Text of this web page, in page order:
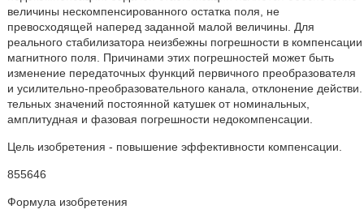
величины нескомпенсированного остатка поля, не
превосходящей наперед заданной малой величины. Для
реального стабилизатора неизбежны погрешности в компенсации
магнитного поля. Причинами этих погрешностей может быть
изменение передаточных функций первичного преобразователя
и усилительно-преобразовательного канала, отклонение действи.
тельных значений постоянной катушек от номинальных,
амплитудная и фазовая погрешности недокомпенсации.
Цель изобретения - повышение эффективности компенсации.
855646
Формула изобретения